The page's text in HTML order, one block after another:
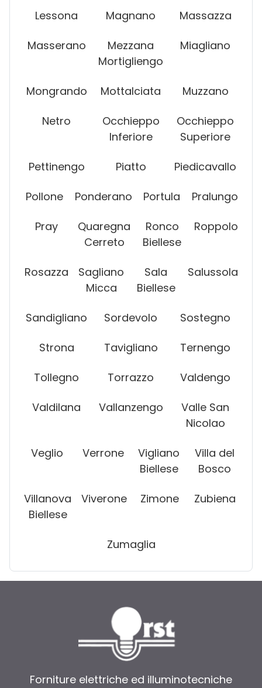
Lessona Magnano Massazza
Masserano
Mezzana
Mortigliengo
Miagliano
Mongrando Mottalciata Muzzano
Netro
Occhieppo
Inferiore
Occhieppo
Superiore
Pettinengo Piatto Piedicavallo
Pollone Ponderano Portula Pralungo
Pray
Quaregna
Cerreto
Ronco
Biellese
Roppolo
Rosazza
Sagliano
Micca
Sala
Biellese
Salussola
Sandigliano Sordevolo Sostegno
Strona Tavigliano Ternengo
Tollegno Torrazzo Valdengo
Valdilana Vallanzengo
Valle San
Nicolao
Veglio Verrone
Vigliano
Biellese
Villa del
Bosco
Villanova
Biellese
Viverone Zimone Zubiena
Zumaglia
Forniture elettriche ed illuminotecniche